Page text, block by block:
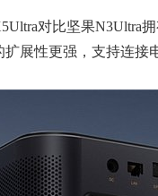
对比坚果N3Ultra
展性更强，支持连接